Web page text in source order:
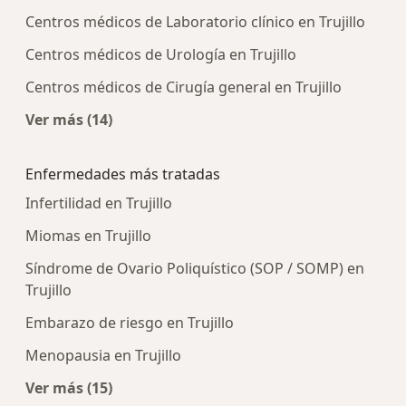
Centros médicos de Laboratorio clínico en Trujillo
Centros médicos de Urología en Trujillo
Centros médicos de Cirugía general en Trujillo
Ver más (14)
Enfermedades más tratadas
Infertilidad en Trujillo
Miomas en Trujillo
Síndrome de Ovario Poliquístico (SOP / SOMP) en
Trujillo
Embarazo de riesgo en Trujillo
Menopausia en Trujillo
Ver más (15)